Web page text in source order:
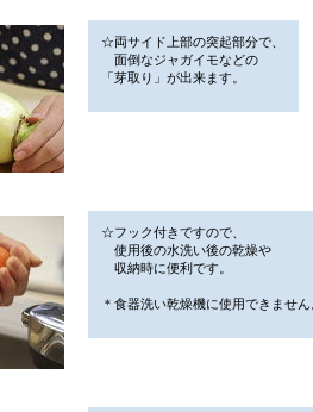
☆両サイド上部の突起部分で、
面倒なジャガイモなどの
「芽取り」が出来ます。
☆フック付きですので、
使用後の水洗い後の乾燥や
収納時に便利です。
＊食器洗い乾燥機に使用できません